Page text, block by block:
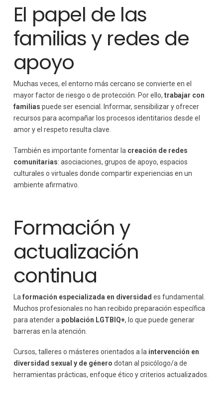
El papel de las
familias y redes de
apoyo
Muchas veces, el entorno más cercano se convierte en el
mayor factor de riesgo o de protección. Por ello, trabajar con
familias puede ser esencial. Informar, sensibilizar y ofrecer
recursos para acompañar los procesos identitarios desde el
amor y el respeto resulta clave.
También es importante fomentar la creación de redes
comunitarias: asociaciones, grupos de apoyo, espacios
culturales o virtuales donde compartir experiencias en un
ambiente afirmativo.
Formación y
actualización
continua
La formación especializada en diversidad es fundamental.
Muchos profesionales no han recibido preparación específica
para atender a población LGTBIQ+, lo que puede generar
barreras en la atención.
Cursos, talleres o másteres orientados a la intervención en
diversidad sexual y de género dotan al psicólogo/a de
herramientas prácticas, enfoque ético y criterios actualizados.